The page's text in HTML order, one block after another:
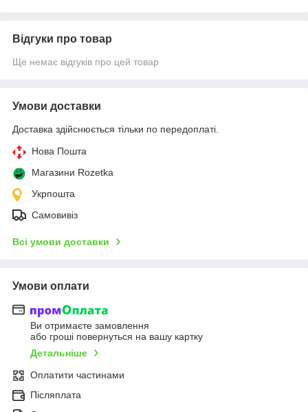
Відгуки про товар
Ще немає відгуків про цей товар
Умови доставки
Доставка здійснюється тільки по передоплаті.
Нова Пошта
Магазини Rozetka
Укрпошта
Самовивіз
Всі умови доставки
Умови оплати
Ви отримаєте замовлення
або гроші повернуться на вашу картку
Детальніше
Оплатити частинами
Післяплата